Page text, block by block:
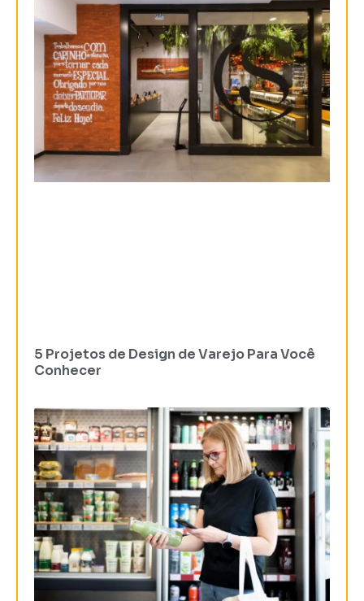
5 Projetos de Design de Varejo Para Você
Conhecer